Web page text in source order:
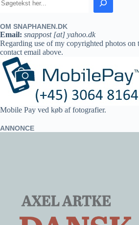
OM SNAPHANEN.DK
Email: snappost [at] yahoo.dk
Regarding use of my copyrighted photos on
contact email above.
Mobile Pay ved køb af fotografier.
ANNONCE